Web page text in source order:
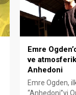
Emre
ve
Anhedoni
Emre Ogden,
“Anhedoni”yi